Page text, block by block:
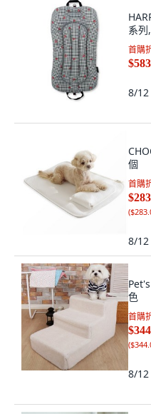
系
首購
$583
8/12
個
首購
$283
(
8/12
色
首購
$344
(
8/12